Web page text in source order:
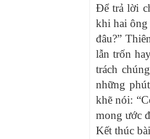
Để trả lời
khi hai ông
đâu?”
lẫn trốn
trách
những
khẽ nói:
mong ước
Kết thúc